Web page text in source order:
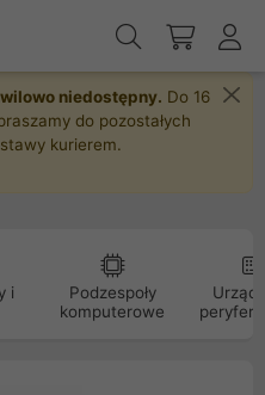
niedostępny. Do 16
do pozostałych
kurierem.
i
Podzespoły
komputerowe